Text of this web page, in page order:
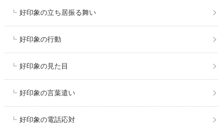
好印象の立ち居振る舞い
好印象の行動
好印象の見た目
好印象の言葉遣い
好印象の電話応対